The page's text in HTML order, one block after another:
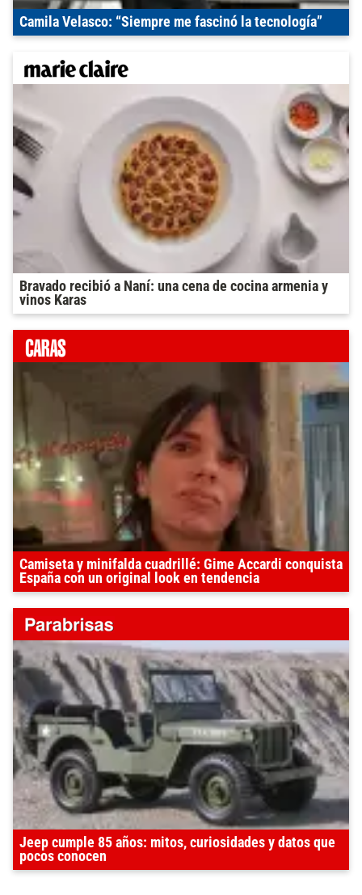
Camila Velasco: “Siempre me fascinó la tecnología”
Bravado recibió a Naní: una cena de cocina armenia y
vinos Karas
Camiseta y minifalda cuadrillé: Gime Accardi conquista
España con un original look en tendencia
Jeep cumple 85 años: mitos, curiosidades y datos que
pocos conocen